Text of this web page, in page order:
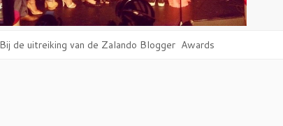
Bij de uitreiking van de Zalando Blogger Awards